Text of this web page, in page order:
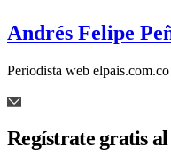
Andrés Felipe
Periodista web elpais.com.co
Regístrate gratis